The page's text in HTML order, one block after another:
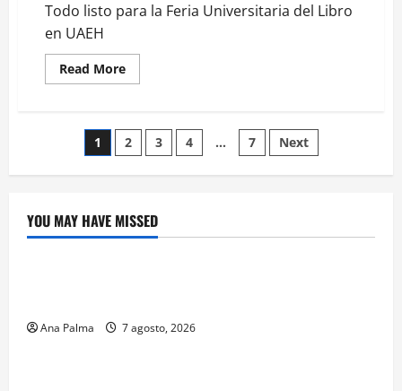
Todo listo para la Feria Universitaria del Libro
en UAEH
Read MoreRead
more
para
la
Feria
UAEH
Paginación
de
entradas
1 2 3 4 … 7 Next
YOU MAY HAVE MISSED
Crítica de Cine
Ana Palma 7 agosto, 2026
Educación